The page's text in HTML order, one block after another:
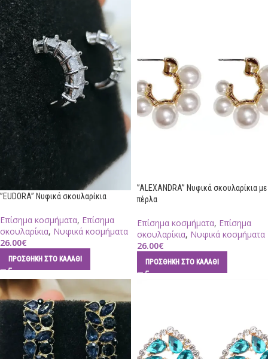
”EUDORA” Νυφικά σκουλαρίκια
Επίσημα κοσμήματα, Επίσημα
σκουλαρίκια, Νυφικά κοσμήματα
26.00€
ΠΡΟΣΘΉΚΗ ΣΤΟ ΚΑΛΆΘΙ
”ALEXANDRA” Νυφικά σκουλαρίκια με
πέρλα
Επίσημα κοσμήματα, Επίσημα
σκουλαρίκια, Νυφικά κοσμήματα
26.00€
ΠΡΟΣΘΉΚΗ ΣΤΟ ΚΑΛΆΘΙ